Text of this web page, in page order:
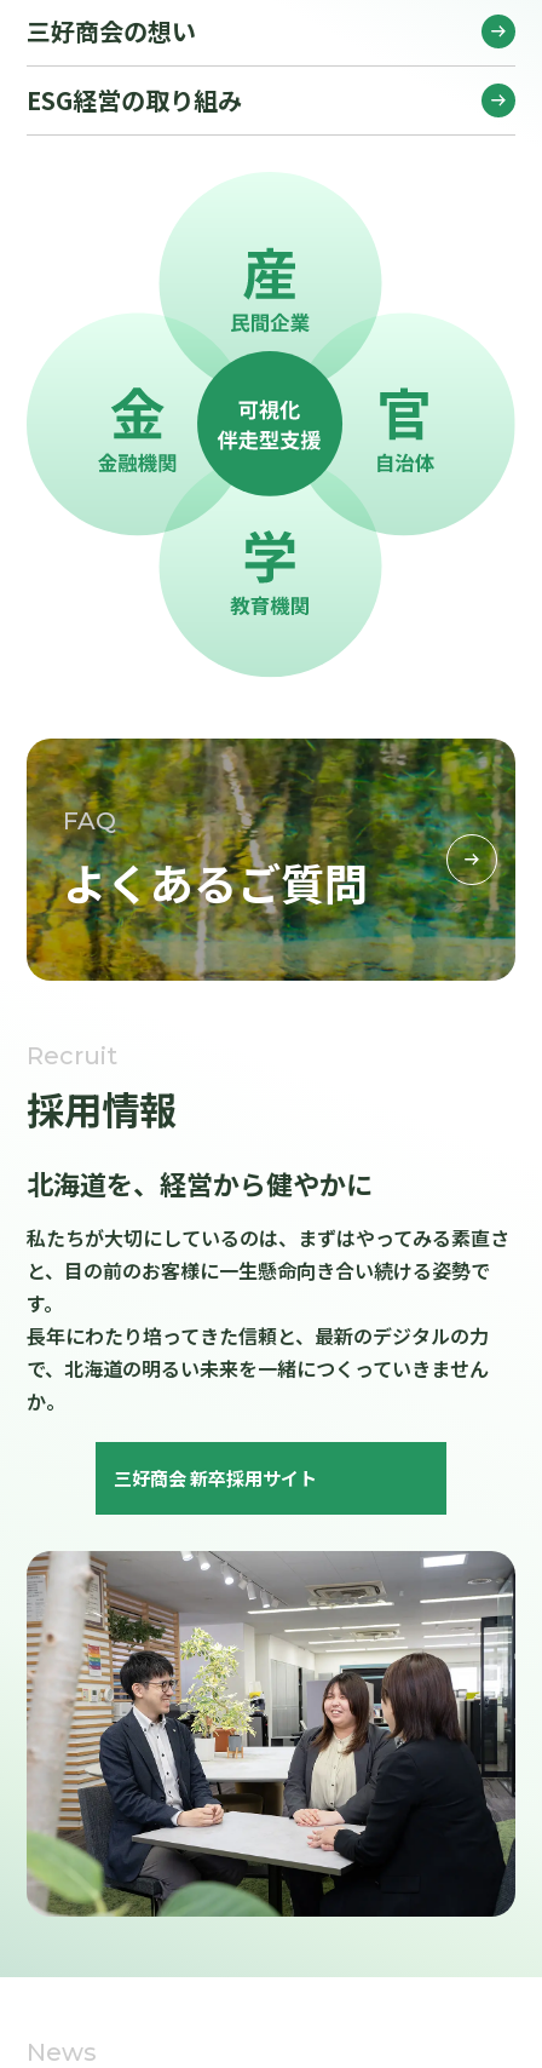
三好商会の想い
ESG経営の取り組み
FAQ
よくあるご質問
Recruit
採用情報
北海道を、経営から健やかに
私たちが大切にしているのは、まずはやってみる素直さ
と、目の前のお客様に一生懸命向き合い続ける姿勢で
す。
長年にわたり培ってきた信頼と、最新のデジタルの力
で、北海道の明るい未来を一緒につくっていきません
か。
三好商会 新卒採用サイト
News